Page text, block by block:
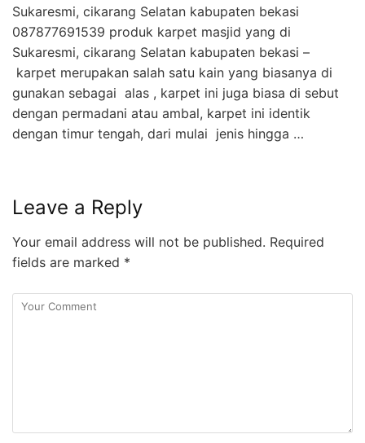
Sukaresmi, cikarang Selatan kabupaten bekasi
087877691539 produk karpet masjid yang di
Sukaresmi, cikarang Selatan kabupaten bekasi –
karpet merupakan salah satu kain yang biasanya di
gunakan sebagai alas , karpet ini juga biasa di sebut
dengan permadani atau ambal, karpet ini identik
dengan timur tengah, dari mulai jenis hingga …
Leave a Reply
Your email address will not be published. Required
fields are marked *